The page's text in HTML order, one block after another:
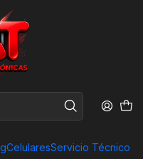
CelularesServicio Técnico